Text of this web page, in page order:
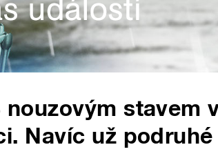
nouzovým stavem
Navíc už podruhé